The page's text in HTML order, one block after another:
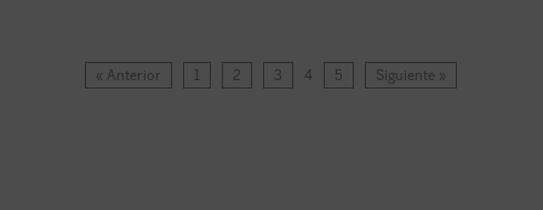
« Anterior 1 2 3 4 5 Siguiente »